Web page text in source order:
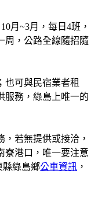
月~3月，每日4班，
周，公路全線隨招隨
也可與民宿業者租
服務，綠島上唯一的
若無提供或接洽，
寮港口，唯一要注意
縣綠島鄉公車資訊 ，